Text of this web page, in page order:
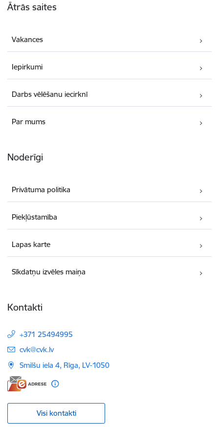
Ātrās saites
Vakances
Iepirkumi
Darbs vēlēšanu iecirknī
Par mums
Noderīgi
Privātuma politika
Piekļūstamība
Lapas karte
Sīkdatņu izvēles maiņa
Kontakti
+371 25494995
E-pasts:
cvk@cvk.lv
Smilšu iela 4, Rīga, LV-1050
Visi kontakti